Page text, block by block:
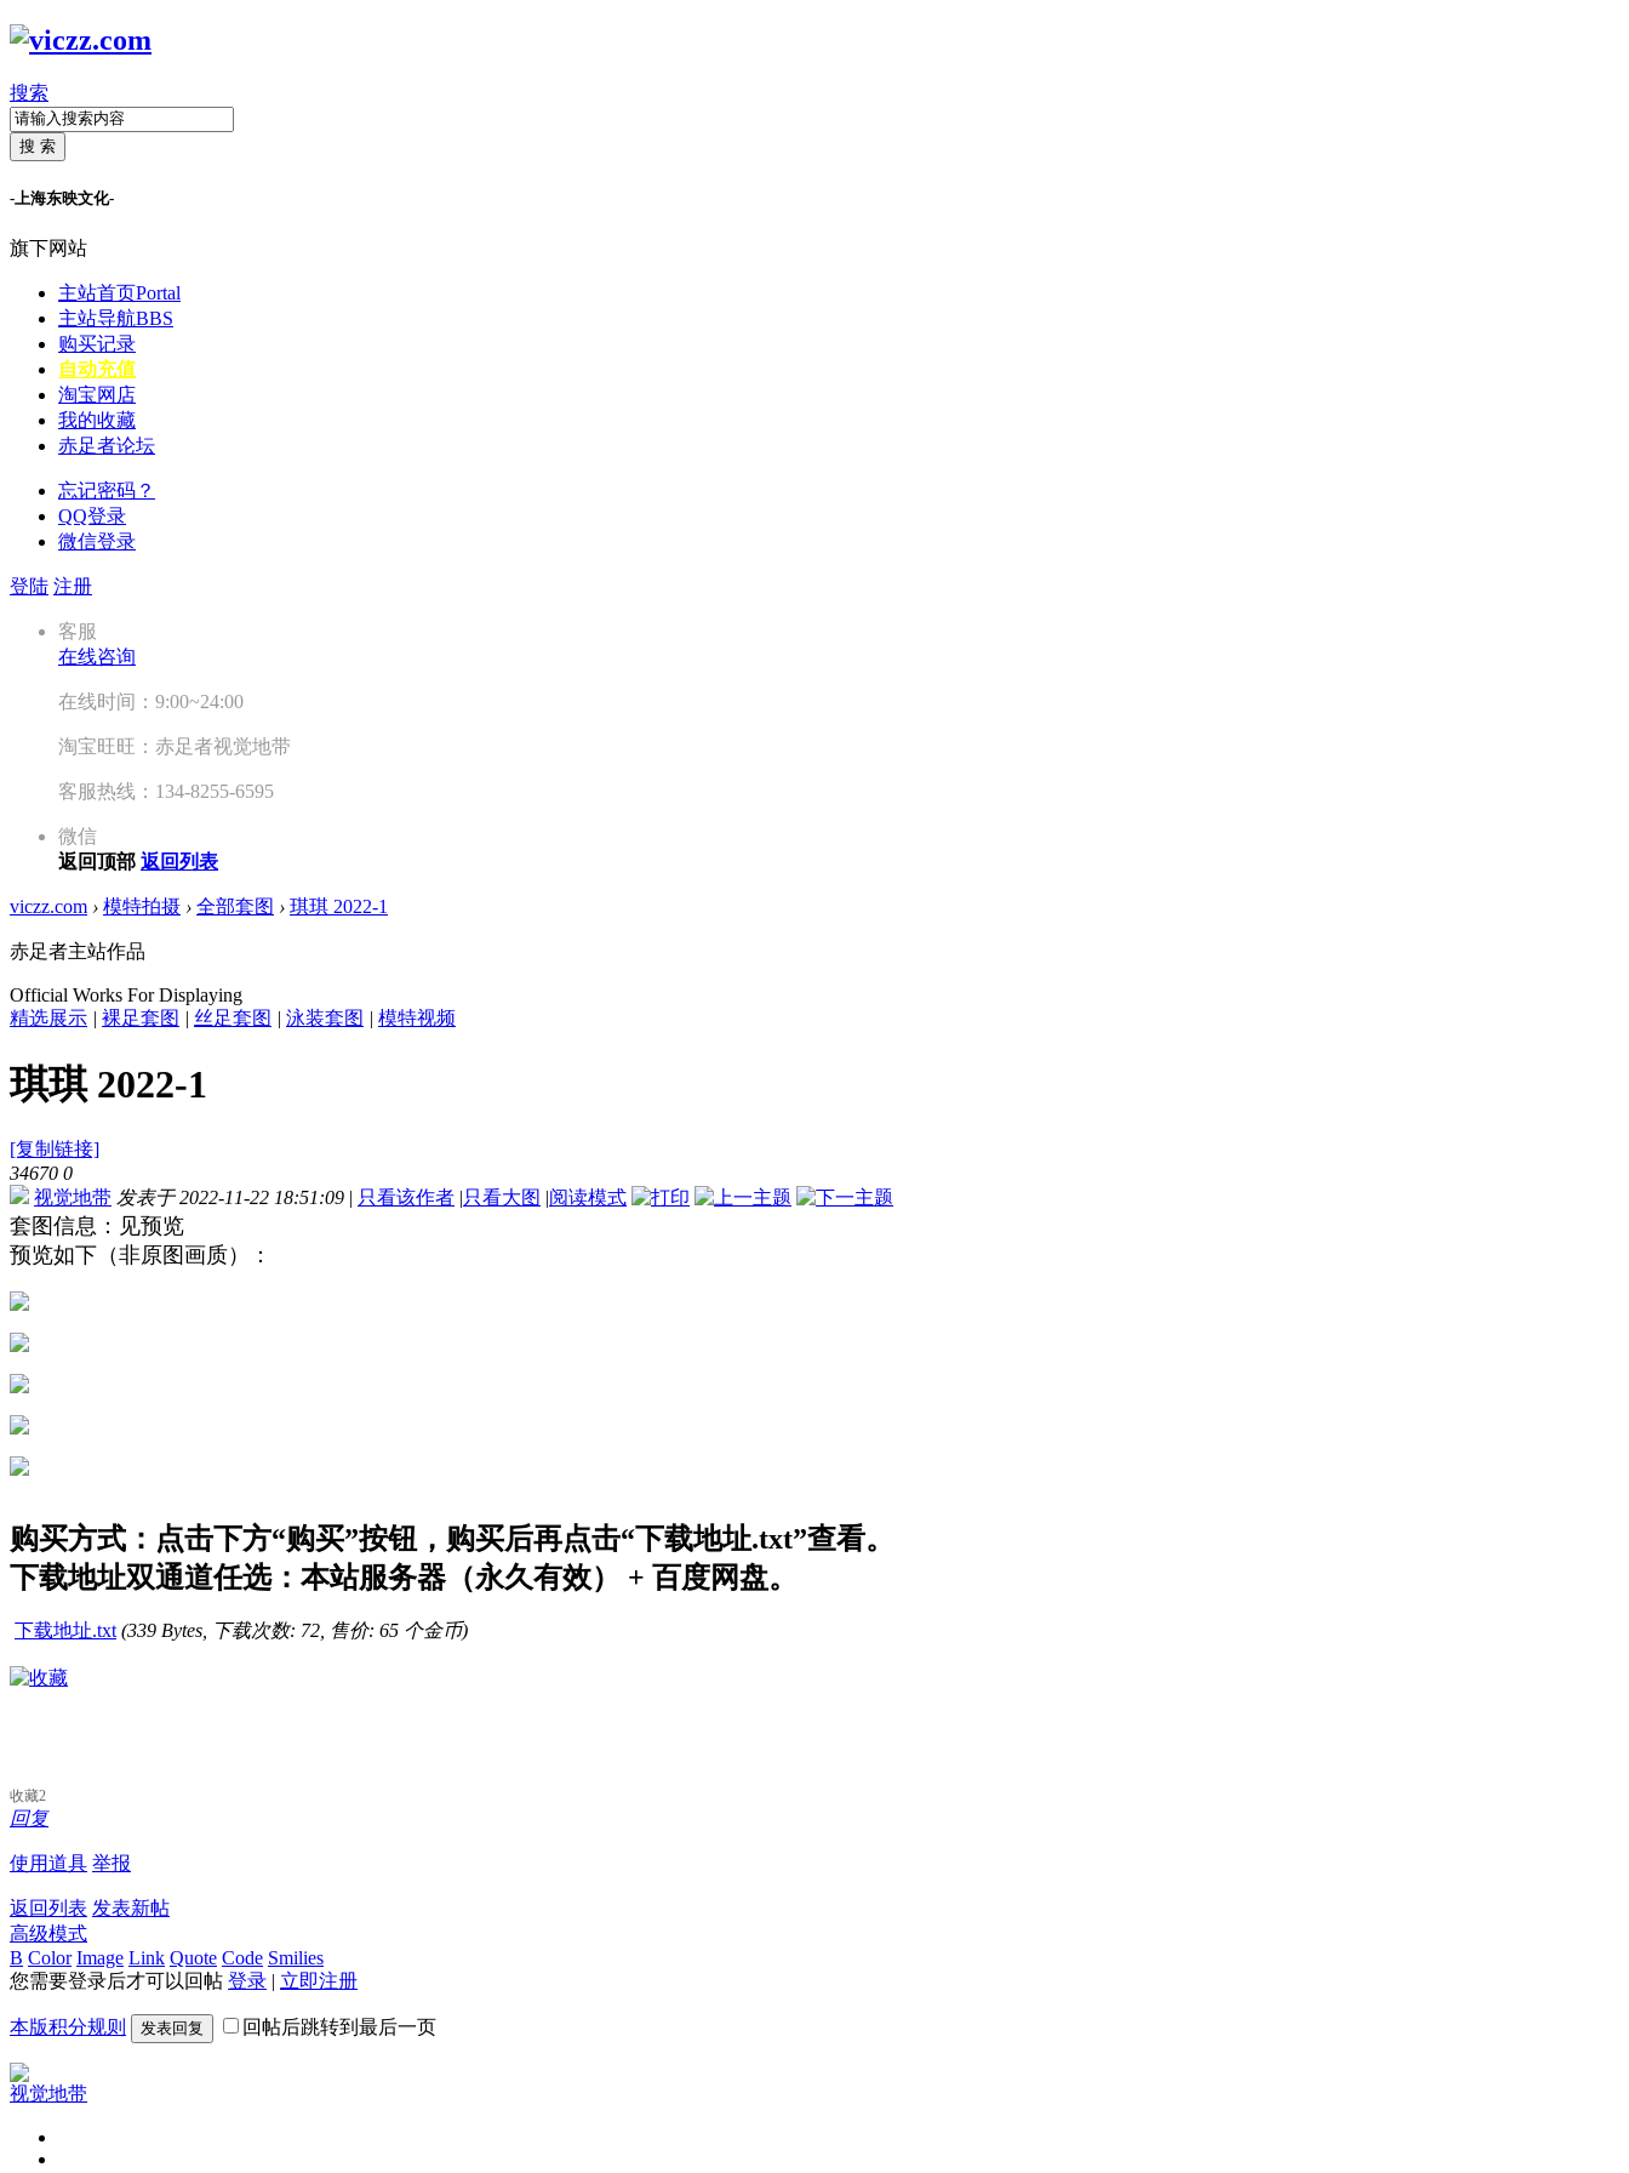
搜索
搜 索
-上海东映文化-
旗下网站
主站首页Portal
主站导航BBS
购买记录
自动充值
淘宝网店
我的收藏
赤足者论坛
忘记密码？
QQ登录
微信登录
登陆 注册
客服
在线咨询
在线时间：9:00~24:00
淘宝旺旺：赤足者视觉地带
客服热线：134-8255-6595
微信
返回顶部 返回列表
viczz.com › 模特拍摄 › 全部套图 › 琪琪 2022-1
赤足者主站作品
Official Works For Displaying
精选展示 | 裸足套图 | 丝足套图 | 泳装套图 | 模特视频
琪琪 2022-1
[复制链接]
34670 0
视觉地带 发表于 2022-11-22 18:51:09 | 只看该作者 |只看大图 |阅读模式
套图信息：见预览
预览如下（非原图画质）：
购买方式：点击下方“购买”按钮，购买后再点击“下载地址.txt”查看。
下载地址双通道任选：本站服务器（永久有效） + 百度网盘。
下载地址.txt (339 Bytes, 下载次数: 72, 售价: 65 个金币)
收藏2
回复
使用道具 举报
返回列表 发表新帖
高级模式
B Color Image Link Quote Code Smilies
您需要登录后才可以回帖 登录 | 立即注册
本版积分规则 发表回复 回帖后跳转到最后一页
视觉地带